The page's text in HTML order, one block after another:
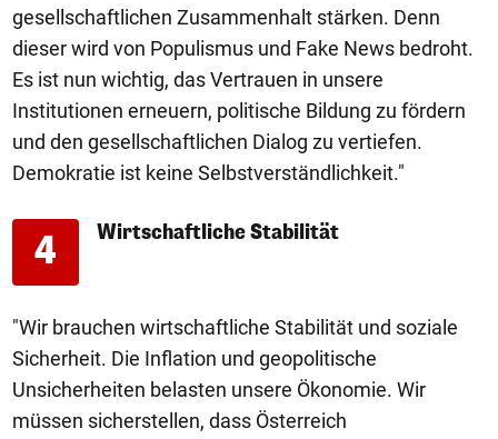
gesellschaftlichen Zusammenhalt stärken. Denn
dieser wird von Populismus und Fake News bedroht.
Es ist nun wichtig, das Vertrauen in unsere
Institutionen erneuern, politische Bildung zu fördern
und den gesellschaftlichen Dialog zu vertiefen.
Demokratie ist keine Selbstverständlichkeit."
4 Wirtschaftliche Stabilität
"Wir brauchen wirtschaftliche Stabilität und soziale
Sicherheit. Die Inflation und geopolitische
Unsicherheiten belasten unsere Ökonomie. Wir
müssen sicherstellen, dass Österreich